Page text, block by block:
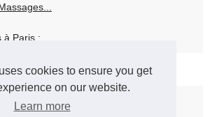
cookies to ensure you get
on our website.
Learn more
Paris :...
Produits de beauté
Haut de...